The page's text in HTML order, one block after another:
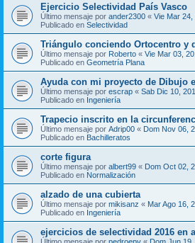
Ejercicio Selectividad País Vasco
Último mensaje por ander2300 « Vie Mar 24,
Publicado en Selectividad
Triángulo conciendo Ortocentro y
Último mensaje por Roberto « Vie Mar 03,
Publicado en Geometría Plana
Ayuda con mi proyecto de Dibujo
Último mensaje por escrap « Sab Dic 10,
Publicado en Ingeniería
Trapecio inscrito en la
Último mensaje por Adrip00 « Dom Nov 06,
Publicado en Bachilleratos
corte figura
Último mensaje por albert99 « Dom Oct 02,
Publicado en Normalización
alzado de una cubierta
Último mensaje por mikisanz « Mar Ago 16,
Publicado en Ingeniería
ejercicios de selectividad 2016 en
Último mensaje por pedroepv « Dom Jun